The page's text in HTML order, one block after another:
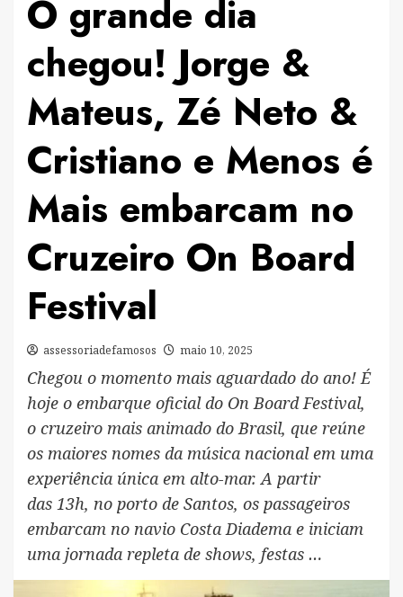
O grande dia
chegou! Jorge &
Mateus, Zé Neto &
Cristiano e Menos é
Mais embarcam no
Cruzeiro On Board
Festival
assessoriadefamosos maio 10, 2025
Chegou o momento mais aguardado do ano! É
hoje o embarque oficial do On Board Festival,
o cruzeiro mais animado do Brasil, que reúne
os maiores nomes da música nacional em uma
experiência única em alto-mar. A partir
das 13h, no porto de Santos, os passageiros
embarcam no navio Costa Diadema e iniciam
uma jornada repleta de shows, festas …